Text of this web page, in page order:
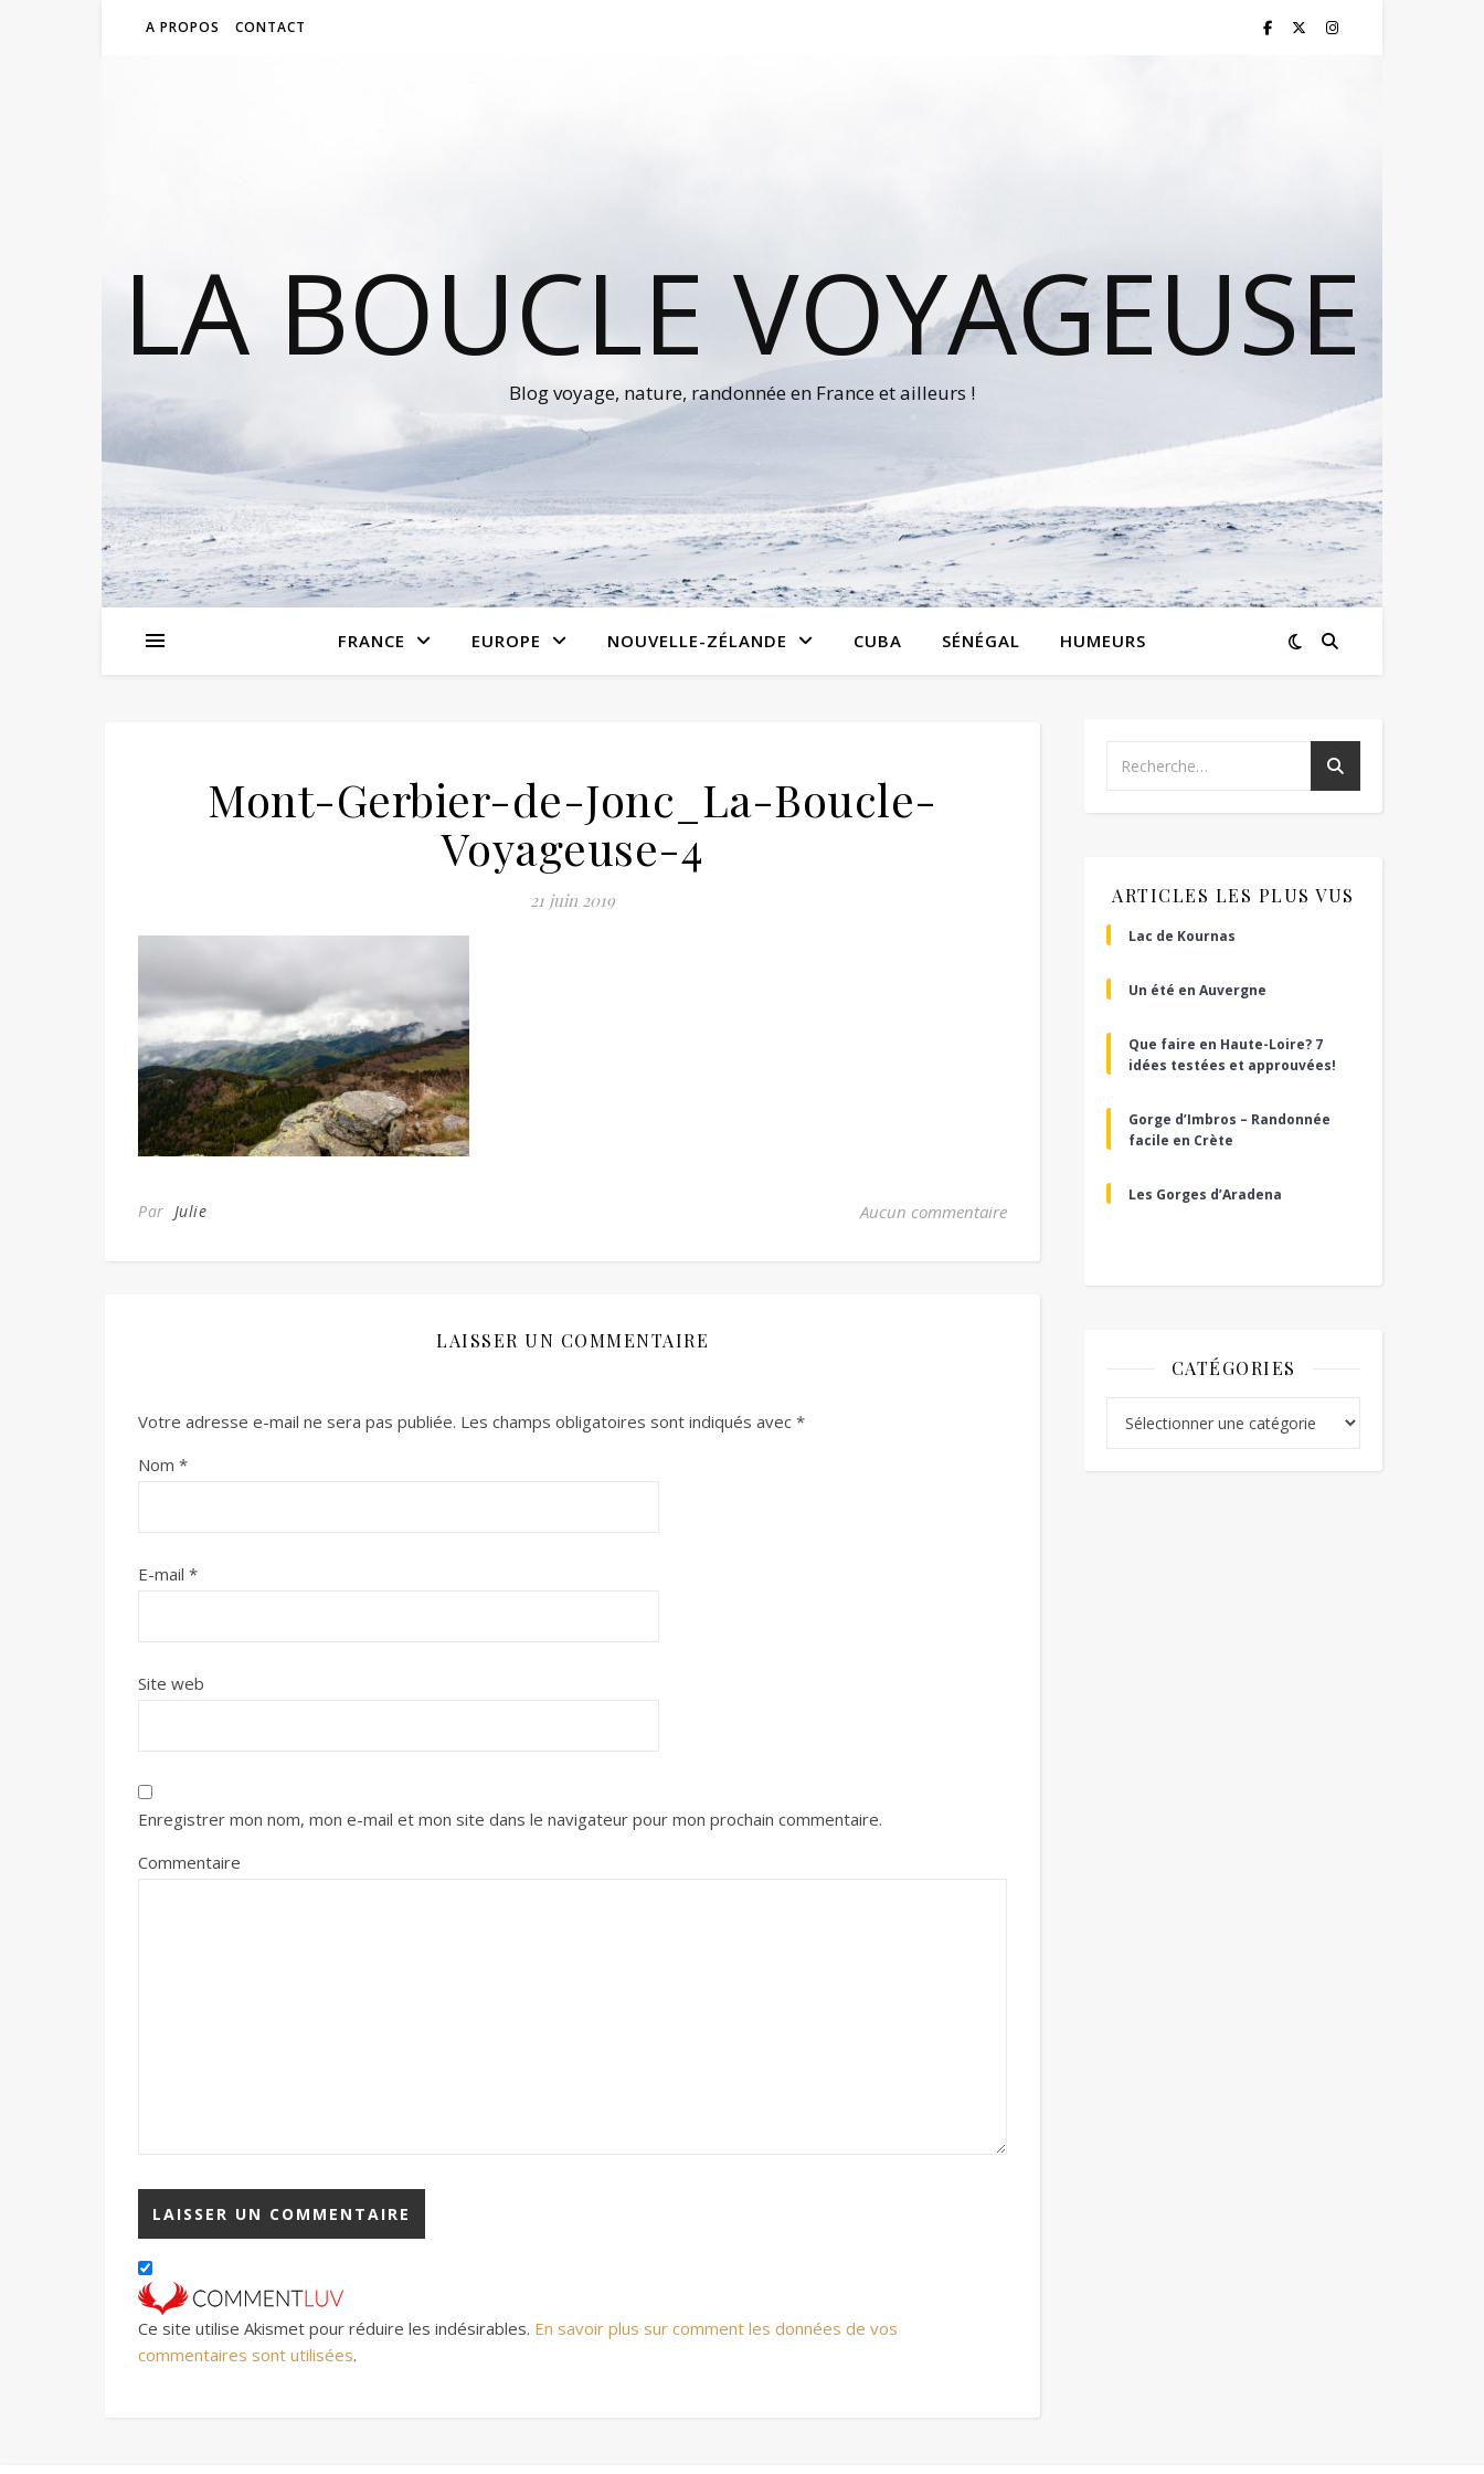
A PROPOS CONTACT
LA BOUCLE VOYAGEUSE
Blog voyage, nature, randonnée en France et ailleurs !
FRANCE EUROPE NOUVELLE-ZÉLANDE CUBA SÉNÉGAL HUMEURS
Mont-Gerbier-de-Jonc_La-Boucle-
Voyageuse-4
21 juin 2019
Par Julie Aucun commentaire
LAISSER UN COMMENTAIRE
Votre adresse e-mail ne sera pas publiée. Les champs obligatoires sont indiqués avec *
Nom *
E-mail *
Site web
Enregistrer mon nom, mon e-mail et mon site dans le navigateur pour mon prochain commentaire.
Commentaire
Ce site utilise Akismet pour réduire les indésirables. En savoir plus sur comment les données de vos
commentaires sont utilisées.
ARTICLES LES PLUS VUS
Lac de Kournas
Un été en Auvergne
Que faire en Haute-Loire? 7
idées testées et approuvées!
Gorge d’Imbros – Randonnée
facile en Crète
Les Gorges d’Aradena
CATÉGORIES